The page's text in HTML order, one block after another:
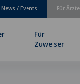
Für Ärzte
News / Events
Für
Zuweiser